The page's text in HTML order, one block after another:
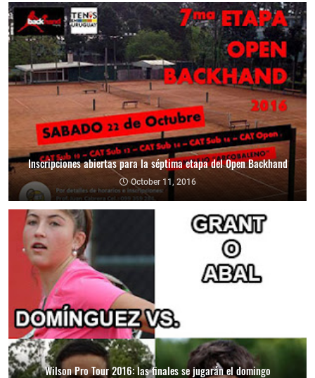
Inscripciones abiertas para la séptima etapa del Open Backhand
October 11, 2016
Wilson Pro Tour 2016: las finales se jugarán el domingo